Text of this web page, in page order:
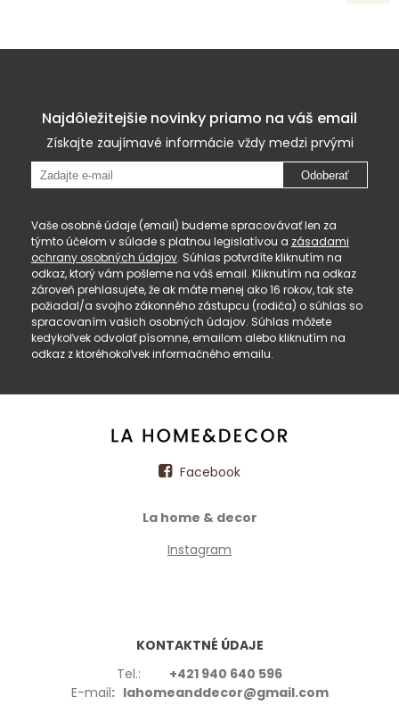
Najdôležitejšie novinky priamo na váš email
Získajte zaujímavé informácie vždy medzi prvými
Odoberať
Vaše osobné údaje (email) budeme spracovávať len za
týmto účelom v súlade s platnou legislatívou a zásadami
ochrany osobných údajov. Súhlas potvrdíte kliknutím na
odkaz, ktorý vám pošleme na váš email. Kliknutím na odkaz
zároveň prehlasujete, že ak máte menej ako 16 rokov, tak ste
požiadal/a svojho zákonného zástupcu (rodiča) o súhlas so
spracovaním vašich osobných údajov. Súhlas môžete
kedykoľvek odvolať písomne, emailom alebo kliknutím na
odkaz z ktoréhokoľvek informačného emailu.
Facebook
La home & decor
Instagram
KONTAKTNÉ ÚDAJE
Tel.: +421 940 640 596
E-mail: lahomeanddecor@gmail.com